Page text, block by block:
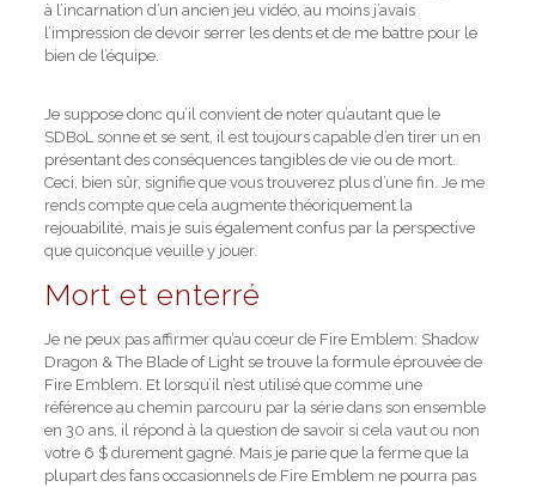
à l’incarnation d’un ancien jeu vidéo, au moins j’avais
l’impression de devoir serrer les dents et de me battre pour le
bien de l’équipe.
Je suppose donc qu’il convient de noter qu’autant que le
SDBoL sonne et se sent, il est toujours capable d’en tirer un en
présentant des conséquences tangibles de vie ou de mort.
Ceci, bien sûr, signifie que vous trouverez plus d’une fin. Je me
rends compte que cela augmente théoriquement la
rejouabilité, mais je suis également confus par la perspective
que quiconque veuille y jouer.
Mort et enterré
Je ne peux pas affirmer qu’au cœur de Fire Emblem: Shadow
Dragon & The Blade of Light se trouve la formule éprouvée de
Fire Emblem. Et lorsqu’il n’est utilisé que comme une
référence au chemin parcouru par la série dans son ensemble
en 30 ans, il répond à la question de savoir si cela vaut ou non
votre 6 $ durement gagné. Mais je parie que la ferme que la
plupart des fans occasionnels de Fire Emblem ne pourra pas